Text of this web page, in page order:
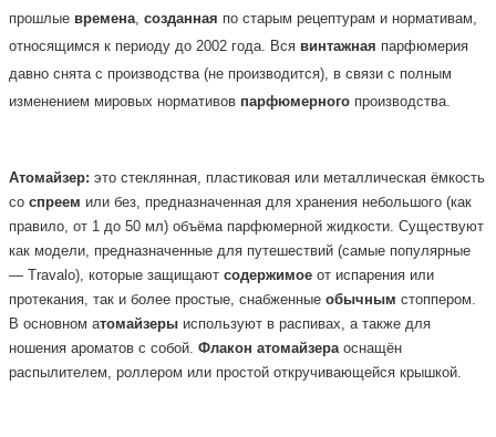
прошлые времена созданная по старым рецептурам и нормативам,
относящимся к периоду до 2002 года. Вся винтажная парфюмерия
давно снята с производства (не производится), в связи с полным
изменением мировых нормативов парфюмерного производства.
Атомайзер: это стеклянная, пластиковая или металлическая ёмкость
со спреем или без, предназначенная для хранения небольшого (как
правило, от 1 до 50 мл) объёма парфюмерной жидкости. Существуют
как модели, предназначенные для путешествий (самые популярные
— Travalo), которые защищают содержимое от испарения или
протекания, так и более простые, снабженные обычным стоппером.
В основном атомайзеры используют в распивах, а также для
ношения ароматов с собой. Флакон атомайзераоснащён
распылителем, роллером или простой откручивающейся крышкой.